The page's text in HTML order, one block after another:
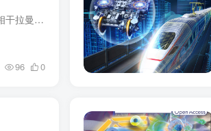
用于高波数区域快速检测的延迟光谱聚焦双梳相干拉曼光谱 高波数 （HW） 区域的快速多路相干反斯托克斯拉曼散射 （CARS） 光谱在实时动态过程可视化、临床诊断、丰富的塑料微粒评估等方面显示出...
96 0